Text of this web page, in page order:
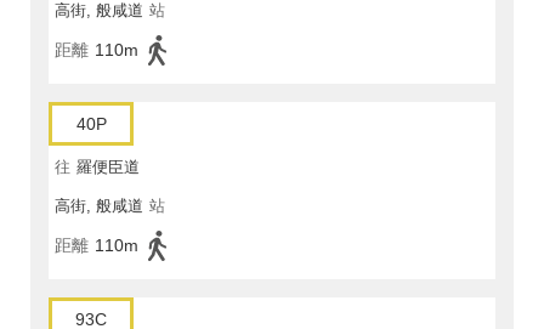
高街, 般咸道 站
距離 110m
40P
往 羅便臣道
高街, 般咸道 站
距離 110m
93C